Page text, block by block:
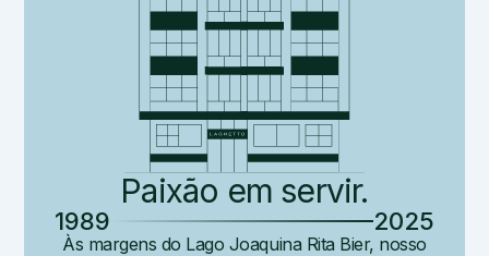
Paixão em servir.
1989 2025
Às margens do Lago Joaquina Rita Bier, nosso